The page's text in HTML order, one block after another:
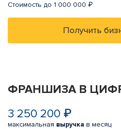
Стоимость до 1 000 000 ₽
Получить
ФРАНШИЗА В
3 250 200 ₽
максимальная выручка в месяц